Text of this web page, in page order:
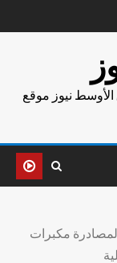
نيوز موقع
لمصادرة مكبرات